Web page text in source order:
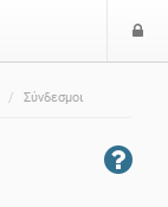
Σύνδεσμοι